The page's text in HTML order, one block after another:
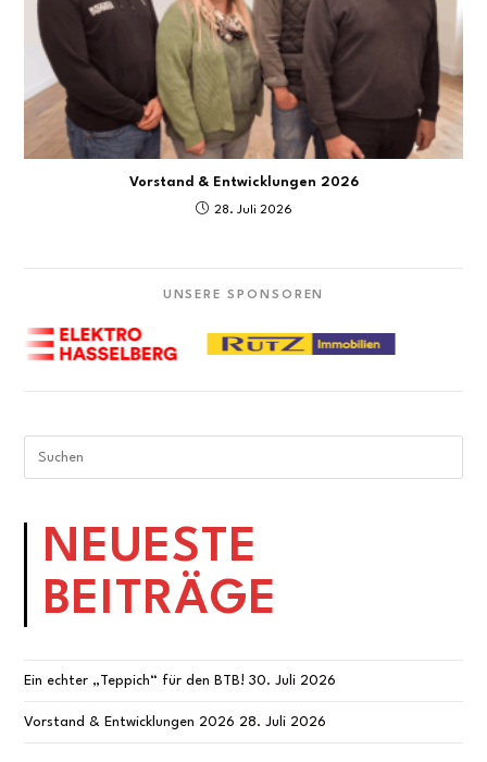
Vorstand & Entwicklungen 2026
28. Juli 2026
UNSERE SPONSOREN
NEUESTE
BEITRÄGE
Ein echter „Teppich“ für den BTB! 30. Juli 2026
Vorstand & Entwicklungen 2026 28. Juli 2026